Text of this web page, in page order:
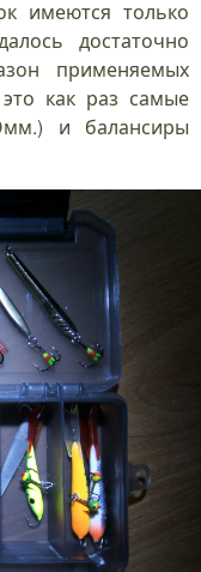
имеются только
достаточно
применяемых
как раз самые
и балансиры